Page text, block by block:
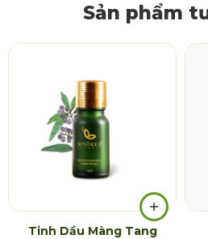
Sản phẩm
Tinh Dầu Màng Tang